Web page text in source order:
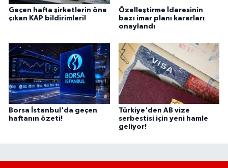
Geçen hafta şirketlerin öne
çıkan KAP bildirimleri!
Özelleştirme İdaresinin
bazı imar planı kararları
onaylandı
Borsa İstanbul'da geçen
haftanın özeti!
Türkiye'den AB vize
serbestisi için yeni hamle
geliyor!